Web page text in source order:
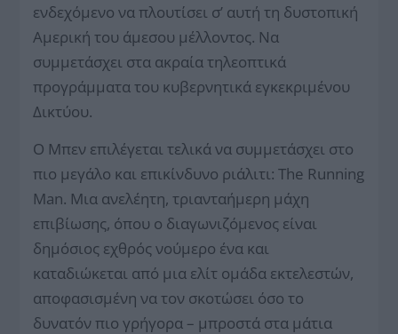
ενδεχόμενο να πλουτίσει σ’ αυτή τη δυστοπική
Αμερική του άμεσου μέλλοντος. Να
συμμετάσχει στα ακραία τηλεοπτικά
προγράμματα του κυβερνητικά εγκεκριμένου
Δικτύου.
Ο Μπεν επιλέγεται τελικά να συμμετάσχει στο
πιο μεγάλο και επικίνδυνο ριάλιτι: The Running
Man. Μια ανελέητη, τριανταήμερη μάχη
επιβίωσης, όπου ο διαγωνιζόμενος είναι
δημόσιος εχθρός νούμερο ένα και
καταδιώκεται από μια ελίτ ομάδα εκτελεστών,
αποφασισμένη να τον σκοτώσει όσο το
δυνατόν πιο γρήγορα – μπροστά στα μάτια